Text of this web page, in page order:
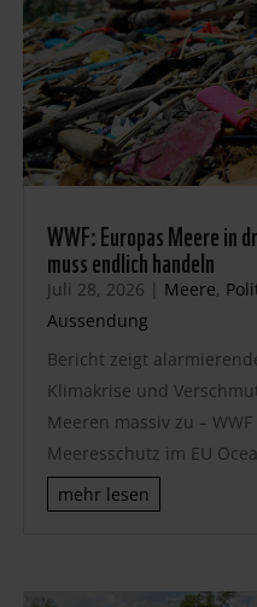
WWF: Europas Meere in
muss endlich handeln
Juli 28, 2026 | Meere,
Aussendung
Bericht zeigt
Klimakrise und
Meeren massiv zu –
Meeresschutz im EU
mehr lesen